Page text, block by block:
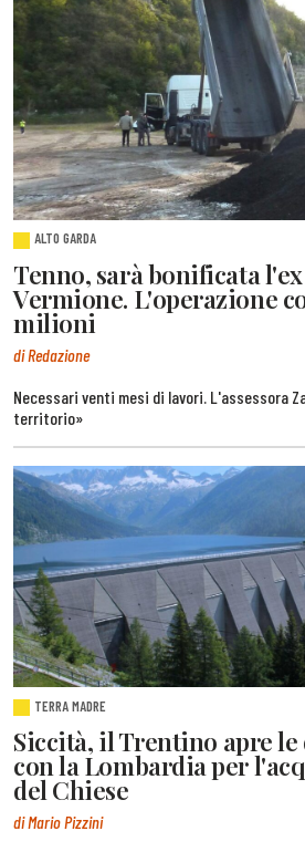
ALTO GARDA
Tenno, sarà bonificata
Vermione. L'operazione
milioni
di Redazione
Necessari venti mesi di lavori. L'assessora
territorio»
TERRA MADRE
Siccità, il Trentino apre le
con la Lombardia per
del Chiese
di Mario Pizzini